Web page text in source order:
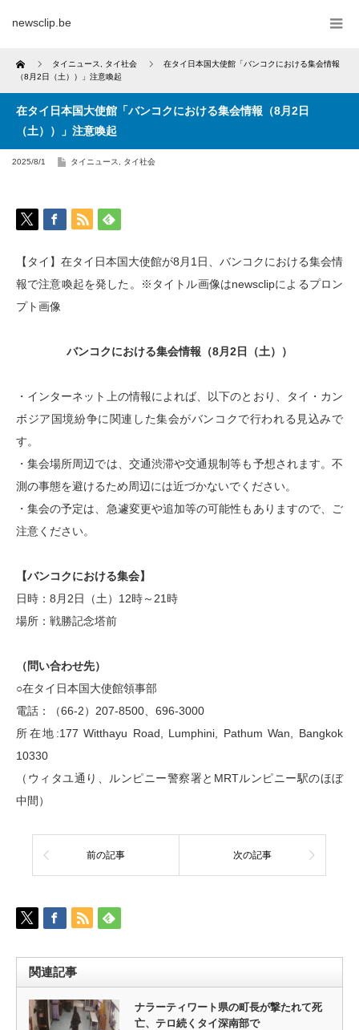
newsclip.be
Home タイニュース タイ社会
在タイ日本国大使館「バンコクにおける集会情報
（8月2日（土））」注意喚起
在タイ日本国大使館「バンコクにおける集会情報（8月2日
（土））」注意喚起
2025/8/1 タイニュース タイ社会
【タイ】在タイ日本国大使館が8月1日、バンコクにおける集会情
報で注意喚起を発した。※タイトル画像はnewsclipによるプロン
プト画像
バンコクにおける集会情報（8月2日（土））
・インターネット上の情報によれば、以下のとおり、タイ・カン
ボジア国境紛争に関連した集会がバンコクで行われる見込みで
す。
・集会場所周辺では、交通渋滞や交通規制等も予想されます。不
測の事態を避けるため周辺には近づかないでください。
・集会の予定は、急遽変更や追加等の可能性もありますので、ご
注意ください。
【バンコクにおける集会】
日時：8月2日（土）12時～21時
場所：戦勝記念塔前
（問い合わせ先）
○在タイ日本国大使館領事部
電話：（66-2）207-8500、696-3000
所在地:177 Witthayu Road, Lumphini, Pathum Wan, Bangkok
10330
（ウィタユ通り、ルンピニー警察署とMRTルンピニー駅のほぼ
中間）
前の記事 次の記事
関連記事
ナラーティワート県の町長が撃たれて死
亡、テロ続くタイ深南部で